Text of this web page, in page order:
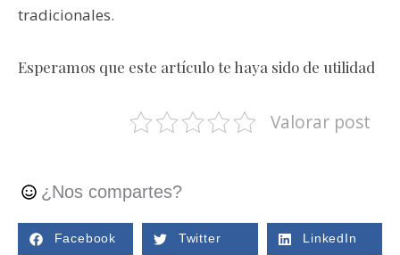
tradicionales.
Esperamos que este artículo te haya sido de utilidad
Valorar post
¿Nos compartes?
Facebook Twitter LinkedIn